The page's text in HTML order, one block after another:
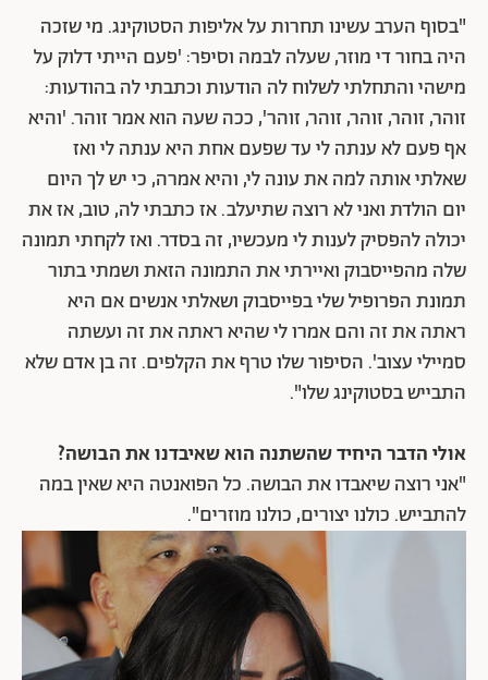
"בסוף הערב עשינו תחרות על אליפות הסטוקינג. מי שזכה
היה בחור די מוזר, שעלה לבמה וסיפר: 'פעם הייתי דלוק על
מישהי והתחלתי לשלוח לה הודעות וכתבתי לה בהודעות:
זוהר, זוהר, זוהר, זוהר, זוהר', ככה שעה הוא אמר זוהר. 'והיא
אף פעם לא ענתה לי עד שפעם אחת היא ענתה לי ואז
שאלתי אותה למה את עונה לי, והיא אמרה, כי יש לך היום
יום הולדת ואני לא רוצה שתיעלב. אז כתבתי לה, טוב, אז את
יכולה להפסיק לענות לי מעכשיו, זה בסדר. ואז לקחתי תמונה
שלה מהפייסבוק ואיירתי את התמונה הזאת ושמתי בתור
תמונת הפרופיל שלי בפייסבוק ושאלתי אנשים אם היא
ראתה את זה והם אמרו לי שהיא ראתה את זה ועשתה
סמיילי עצוב'. הסיפור שלו טרף את הקלפים. זה בן אדם שלא
התבייש בסטוקינג שלו".
אולי הדבר היחיד שהשתנה הוא שאיבדנו את הבושה?
"אני רוצה שיאבדו את הבושה. כל הפואנטה היא שאין במה
להתבייש. כולנו יצורים, כולנו מוזרים".